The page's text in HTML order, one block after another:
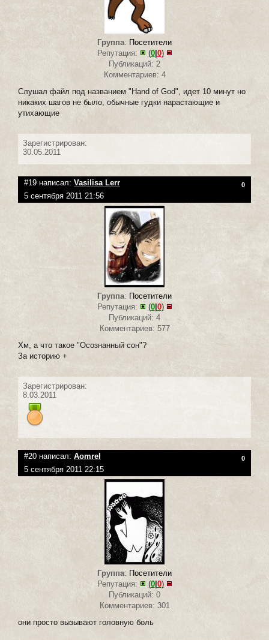
Группа: Посетители
Репутация:
(0| 0)
Публикаций: 2
Комментариев: 4
Слушал файл под названием "Hand of God", идет 10 минут но
никаких шагов не было, обычные гудки нарастающие и
утихающие
Зарегистрирован:
30.05.2011
#19 написал: Vasilisa Lerr 0
5 сентября 2011 21:56
Группа: Посетители
Репутация:
(0| 0)
Публикаций: 4
Комментариев: 577
Хм, а что такое "Осознанный сон"?
За историю +
Зарегистрирован:
8.03.2011
#20 написал: Aomrel 0
5 сентября 2011 22:15
Группа: Посетители
Репутация:
(0| 0)
Публикаций: 0
Комментариев: 301
они просто вызывают головную боль